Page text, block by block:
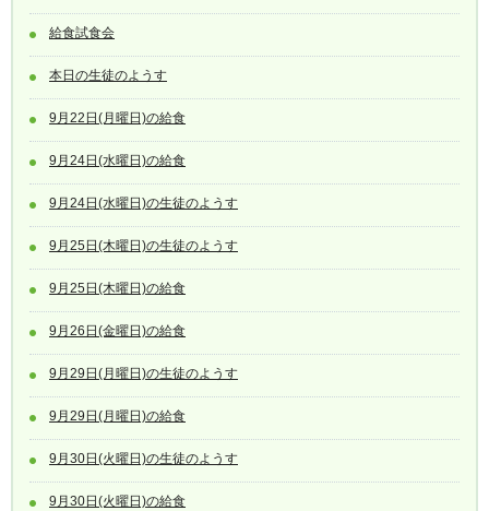
給食試食会
本日の生徒のようす
9月22日(月曜日)の給食
9月24日(水曜日)の給食
9月24日(水曜日)の生徒のようす
9月25日(木曜日)の生徒のようす
9月25日(木曜日)の給食
9月26日(金曜日)の給食
9月29日(月曜日)の生徒のようす
9月29日(月曜日)の給食
9月30日(火曜日)の生徒のようす
9月30日(火曜日)の給食